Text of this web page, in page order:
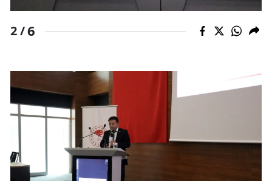
Kilis
Osmaniye
Düzce
2 /6